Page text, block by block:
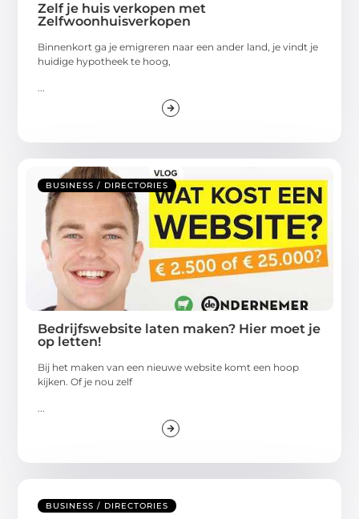
Zelf je huis verkopen met
Zelfwoonhuisverkopen
Binnenkort ga je emigreren naar een ander land, je vindt je
huidige hypotheek te hoog,
BUSINESS / DIRECTORIES
Bedrijfswebsite laten maken? Hier moet je
op letten!
Bij het maken van een nieuwe website komt een hoop
kijken. Of je nou zelf
BUSINESS / DIRECTORIES